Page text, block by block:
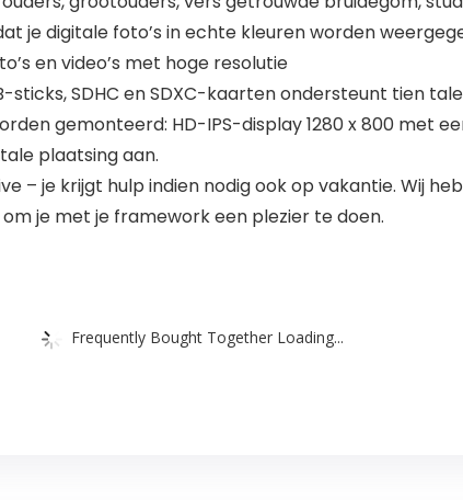
je digitale foto’s in echte kleuren worden
en video’s met hoge resolutie
SDHC en SDXC-kaarten ondersteunt tien
gemonteerd: HD-IPS-display 1280 x 800 met
plaatsing aan.
– je krijgt hulp indien nodig ook op vakantie. Wij
je met je framework een plezier te doen.
Frequently Bought Together Loading...